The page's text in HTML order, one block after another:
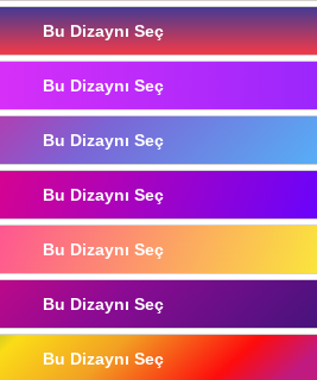
Bu Dizaynı Seç
Bu Dizaynı Seç
Bu Dizaynı Seç
Bu Dizaynı Seç
Bu Dizaynı Seç
Bu Dizaynı Seç
Bu Dizaynı Seç